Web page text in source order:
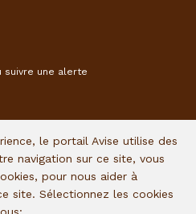
une alerte
en vous inscrivant à notre
le portail Avise utilise des
navigation sur ce site, vous
pour nous aider à
site. Sélectionnez les cookies